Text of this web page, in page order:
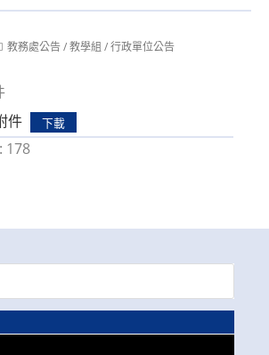
教務處公告/教學組 /行政單位公告
件
下載
178